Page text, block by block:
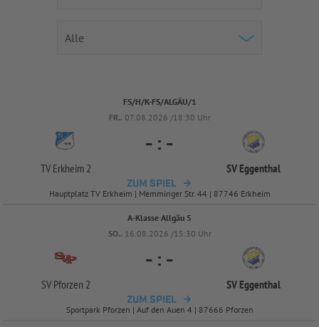
FS/H/K-FS/ALGÄU/1
FR.. 07.08.2026 /18:30 Uhr
TV Erkheim 2
- : -
SV Eggenthal
ZUM SPIEL
Hauptplatz TV Erkheim | Memminger Str. 44 | 87746 Erkheim
A-Klasse Allgäu 5
SO.. 16.08.2026 /15:30 Uhr
SV Pforzen 2
- : -
SV Eggenthal
ZUM SPIEL
Sportpark Pforzen | Auf den Auen 4 | 87666 Pforzen